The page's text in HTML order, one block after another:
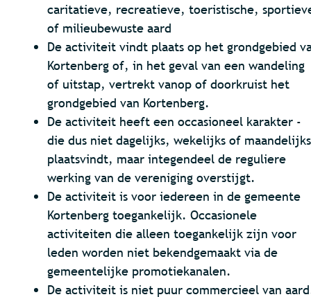
caritatieve, recreatieve, toeristische,
of milieubewuste aard
De activiteit vindt plaats op het grondgebied
Kortenberg of, in het geval van een wandeling
of uitstap, vertrekt vanop of doorkruist het
grondgebied van Kortenberg.
De activiteit heeft een occasioneel karakter -
die dus niet dagelijks, wekelijks of maandelijks
plaatsvindt, maar integendeel de reguliere
werking van de vereniging overstijgt.
De activiteit is voor iedereen in de gemeente
Kortenberg toegankelijk. Occasionele
activiteiten die alleen toegankelijk zijn voor
leden worden niet bekendgemaakt via de
gemeentelijke promotiekanalen.
De activiteit is niet puur commercieel van